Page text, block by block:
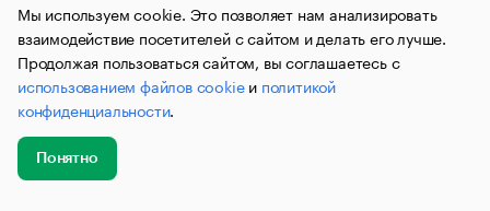
1226300000783
Выручка:
0 ₽
—
Мы используем cookie. Это позволяет нам анализировать
взаимодействие посетителей с сайтом и делать его лучше.
Продолжая пользоваться сайтом, вы соглашаетесь с
использованием файлов cookieи политикой
конфиденциальности.
Понятно